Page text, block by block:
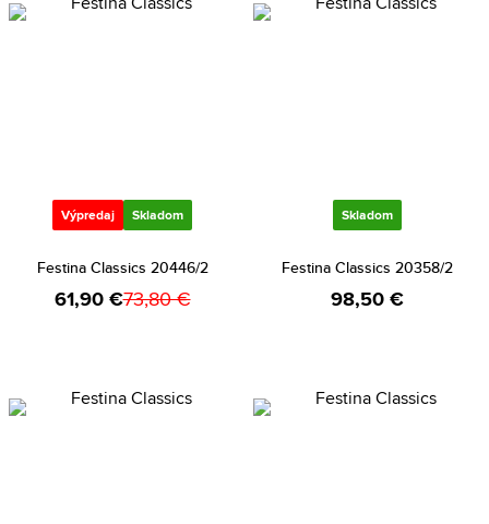
Výpredaj Skladom
Festina Classics 20446/2
61,90 €73,80 €
Skladom
Festina Classics 20358/2
98,50 €